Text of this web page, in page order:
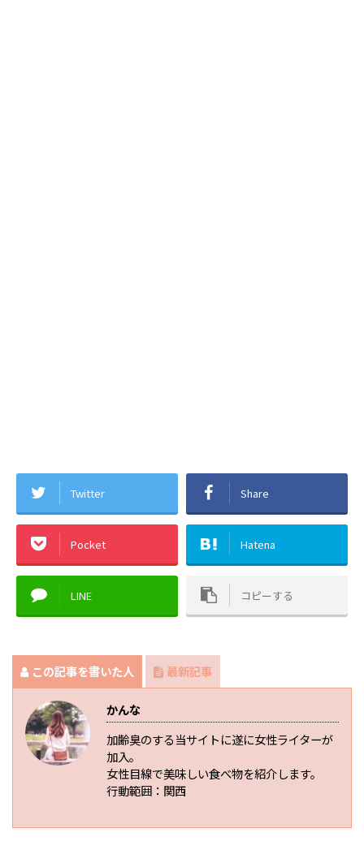
Twitter Share
Pocket Hatena
LINE コピーする
この記事を書いた人 最新記事
かんな
加齢臭のする当サイトに遂に女性ライターが
加入。
女性目線で美味しい食べ物を紹介します。
行動範囲：関西